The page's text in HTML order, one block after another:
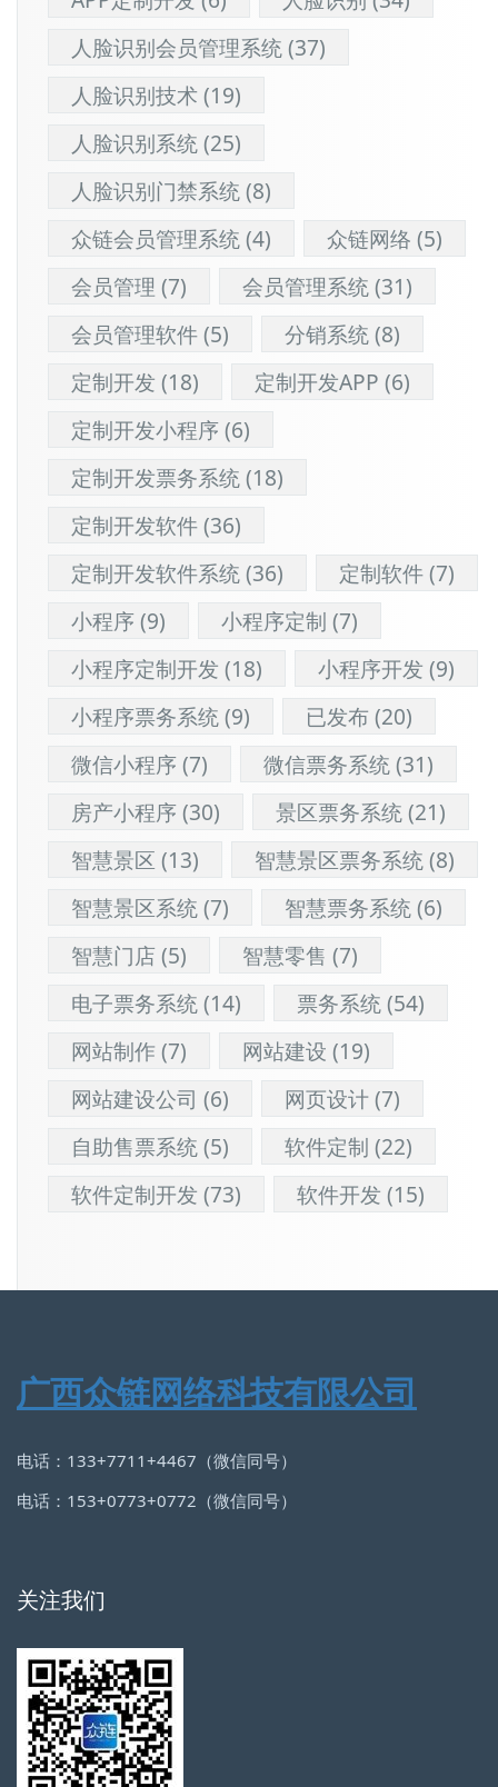
人脸识别会员管理系统(37)
人脸识别技术(19)
人脸识别系统(25)
人脸识别门禁系统(8)
众链会员管理系统(4) 众链网络 (5)
会员管理 (7) 会员管理系统(31)
会员管理软件(5) 分销系统(8)
定制开发 (18) 定制开发APP (6)
定制开发小程序(6)
定制开发票务系统(18)
定制开发软件(36)
定制开发软件系统(36) 定制软件(7)
小程序(9) 小程序定制 (7)
小程序定制开发 (18) 小程序开发 (9)
小程序票务系统(9) 已发布(20)
微信小程序(7) 微信票务系统(31)
房产小程序(30) 景区票务系统(21)
智慧景区 (13) 智慧景区票务系统(8)
智慧景区系统(7) 智慧票务系统(6)
智慧门店(5) 智慧零售 (7)
电子票务系统(14) 票务系统(54)
网站制作(7) 网站建设 (19)
网站建设公司 (6) 网页设计(7)
自助售票系统(5) 软件定制 (22)
软件定制开发 (73) 软件开发 (15)
广西众链网络科技有限公司
电话：133+7711+4467（微信同号）
电话：153+0773+0772（微信同号）
关注我们